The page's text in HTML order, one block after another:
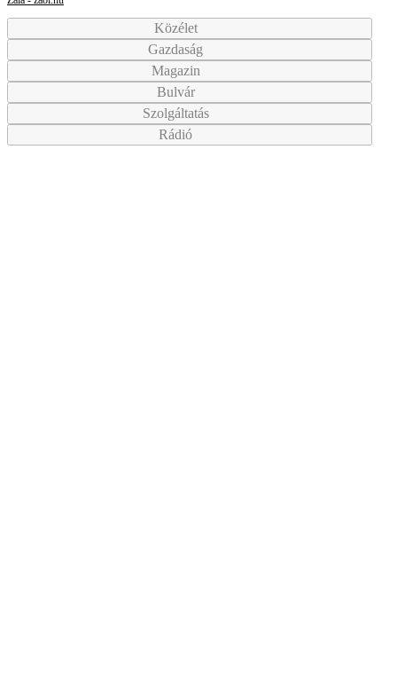
Közélet
Gazdaság
Magazin
Bulvár
Szolgáltatás
Rádió